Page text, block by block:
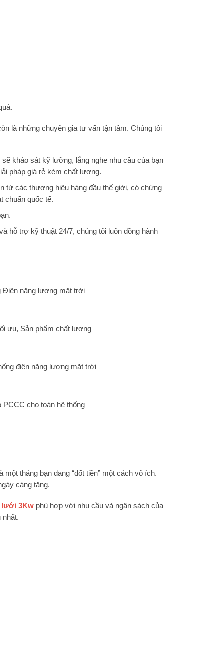
là những chuyên gia tư vấn tận tâm. Chúng tôi
khảo sát kỹ lưỡng, lắng nghe nhu cầu của bạn
pháp giá rẻ kém chất lượng.
từ các thương hiệu hàng đầu thế giới, có chứng
chuẩn quốc tế.
hỗ trợ kỹ thuật 24/7, chúng tôi luôn đồng hành
Điện năng lượng mặt trời
ưu, Sản phẩm chất lượng
điện năng lượng mặt trời
PCCC cho toàn hệ thống
tháng bạn đang “đốt tiền” một cách vô ích.
càng tăng.
lưới 3Kw phù hợp với nhu cầu và ngân sách của
nhất.